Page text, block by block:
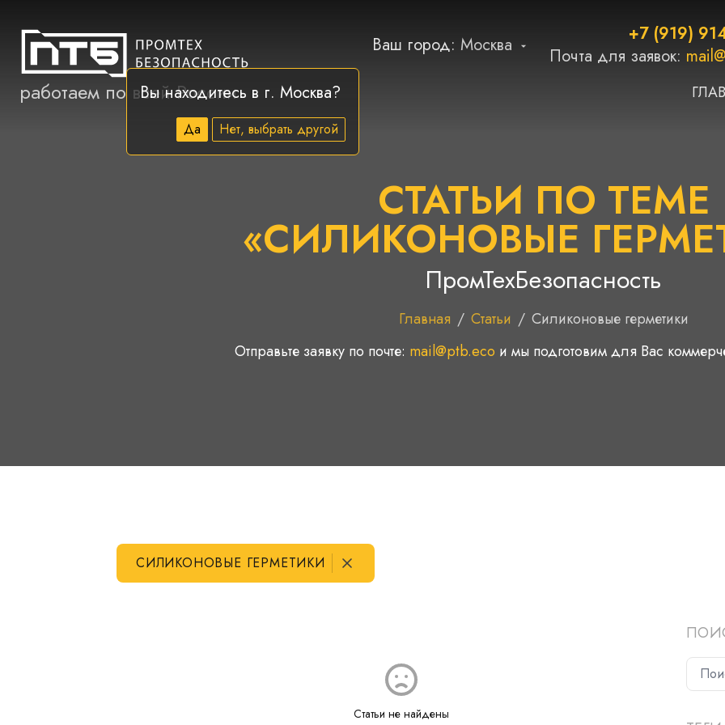
работаем по всей России
Ваш город: Москва
Вы находитесь в г. Москва?
Да Нет, выбрать другой
+7 (919)
Почта для заявок:
СТАТЬИ ПО ТЕМЕ
«СИЛИКОНОВЫЕ
ПромТехБезопасность
Главная / Статьи / Силиконовые герметики
Отправьте заявку по почте: mail@ptb.eco и мы подготовим для Вас
СИЛИКОНОВЫЕ ГЕРМЕТИКИ
Статьи не найдены